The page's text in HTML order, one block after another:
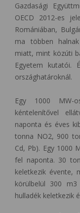
Gazdasági
OECD 2012-es
Romániában,
ma többen
miatt, mint közúti
Egyetem kutatói.
országhatároknál.
Egy 1000 MW-
kéntelenítővel
naponta és éves
tonna NO2, 900
Cd, Pb). Egy 1000
fel naponta. 30
keletkezik évente,
körülbelül 300
hulladék keletkezik